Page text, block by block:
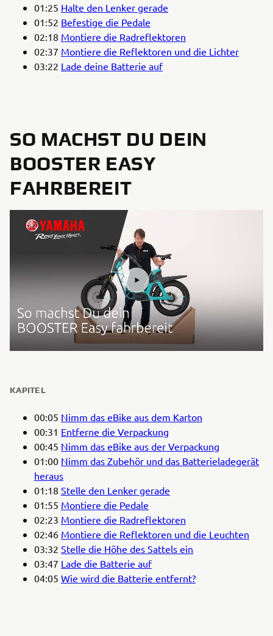
01:25 Halte den Lenker gerade
01:52 Befestige die Pedale
02:18 Montiere die Radreflektoren
02:37 Montiere die Reflektoren und die Lichter
03:22 Lade deine Batterie auf
SO MACHST DU DEIN
BOOSTER EASY
FAHRBEREIT
KAPITEL
00:05 Nimm das eBike aus dem Karton
00:31 Entferne die Verpackung
00:45 Nimm das eBike aus der Verpackung
01:00 Nimm das Zubehör und das Batterieladegerät
heraus
01:18 Stelle den Lenker gerade
01:55 Montiere die Pedale
02:23 Montiere die Radreflektoren
02:46 Montiere die Reflektoren und die Leuchten
03:32 Stelle die Höhe des Sattels ein
03:47 Lade die Batterie auf
04:05 Wie wird die Batterie entfernt?